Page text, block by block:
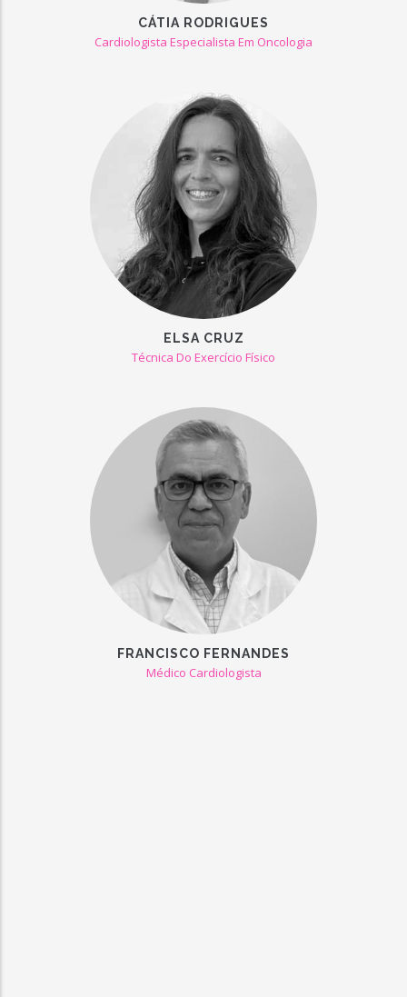
CÁTIA RODRIGUES
Cardiologista Especialista Em Oncologia
ELSA CRUZ
Técnica Do Exercício Físico
FRANCISCO FERNANDES
Médico Cardiologista